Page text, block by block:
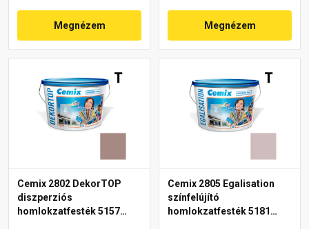
Megnézem Megnézem
Cemix 2802 DekorTOP
diszperziós
homlokzatfesték 5157
Cemix 2805 Egalisation
színfelújító
homlokzatfesték 5181